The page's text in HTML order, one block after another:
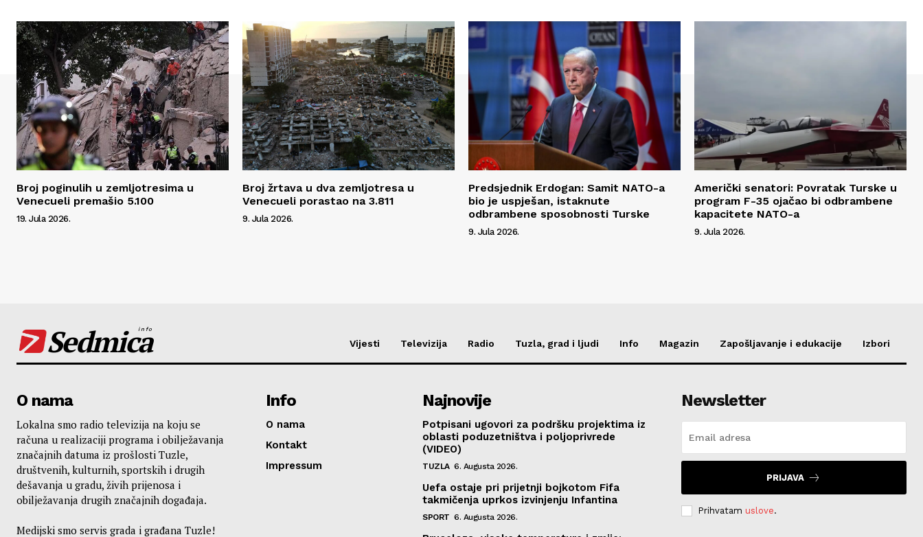
Broj poginulih u zemljotresima u
Venecueli premašio 5.100
19. Jula 2026.
Broj žrtava u dva zemljotresa u
Venecueli porastao na 3.811
9. Jula 2026.
Predsjednik Erdogan: Samit NATO-a
bio je uspješan, istaknute
odbrambene sposobnosti Turske
9. Jula 2026.
Američki senatori: Povratak Turske u
program F-35 ojačao bi odbrambene
kapacitete NATO-a
9. Jula 2026.
Sedmica
info
Vijesti Televizija Radio Tuzla, grad i ljudi Info Magazin Zapošljavanje i edukacije Izbori
O nama
Lokalna smo radio televizija na koju se
računa u realizaciji programa i obilježavanja
značajnih datuma iz prošlosti Tuzle,
društvenih, kulturnih, sportskih i drugih
dešavanja u gradu, živih prijenosa i
obilježavanja drugih značajnih događaja.
Medijski smo servis grada i građana Tuzle!
Info
O nama
Kontakt
Impressum
Najnovije
Potpisani ugovori za podršku projektima iz
oblasti poduzetništva i poljoprivrede
(VIDEO)
TUZLA 6. Augusta 2026.
Uefa ostaje pri prijetnji bojkotom Fifa
takmičenja uprkos izvinjenju Infantina
SPORT 6. Augusta 2026.
Newsletter
PRIJAVA
Prihvatam uslove.